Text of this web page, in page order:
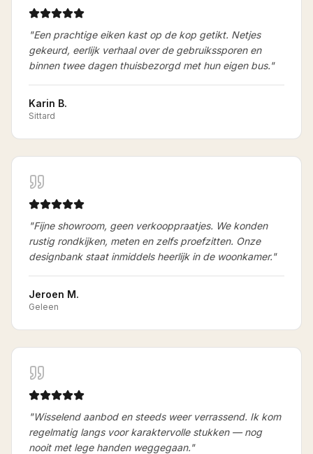
"Een prachtige eiken kast op de kop getikt. Netjes
gekeurd, eerlijk verhaal over de gebruikssporen en
binnen twee dagen thuisbezorgd met hun eigen bus."
Karin B.
Sittard
"Fijne showroom, geen verkooppraatjes. We konden
rustig rondkijken, meten en zelfs proefzitten. Onze
designbank staat inmiddels heerlijk in de woonkamer."
Jeroen M.
Geleen
"Wisselend aanbod en steeds weer verrassend. Ik kom
regelmatig langs voor karaktervolle stukken — nog
nooit met lege handen weggegaan."